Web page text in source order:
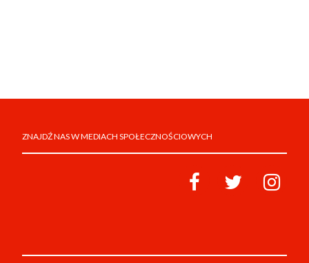
ZNAJDŹ NAS W MEDIACH SPOŁECZNOŚCIOWYCH